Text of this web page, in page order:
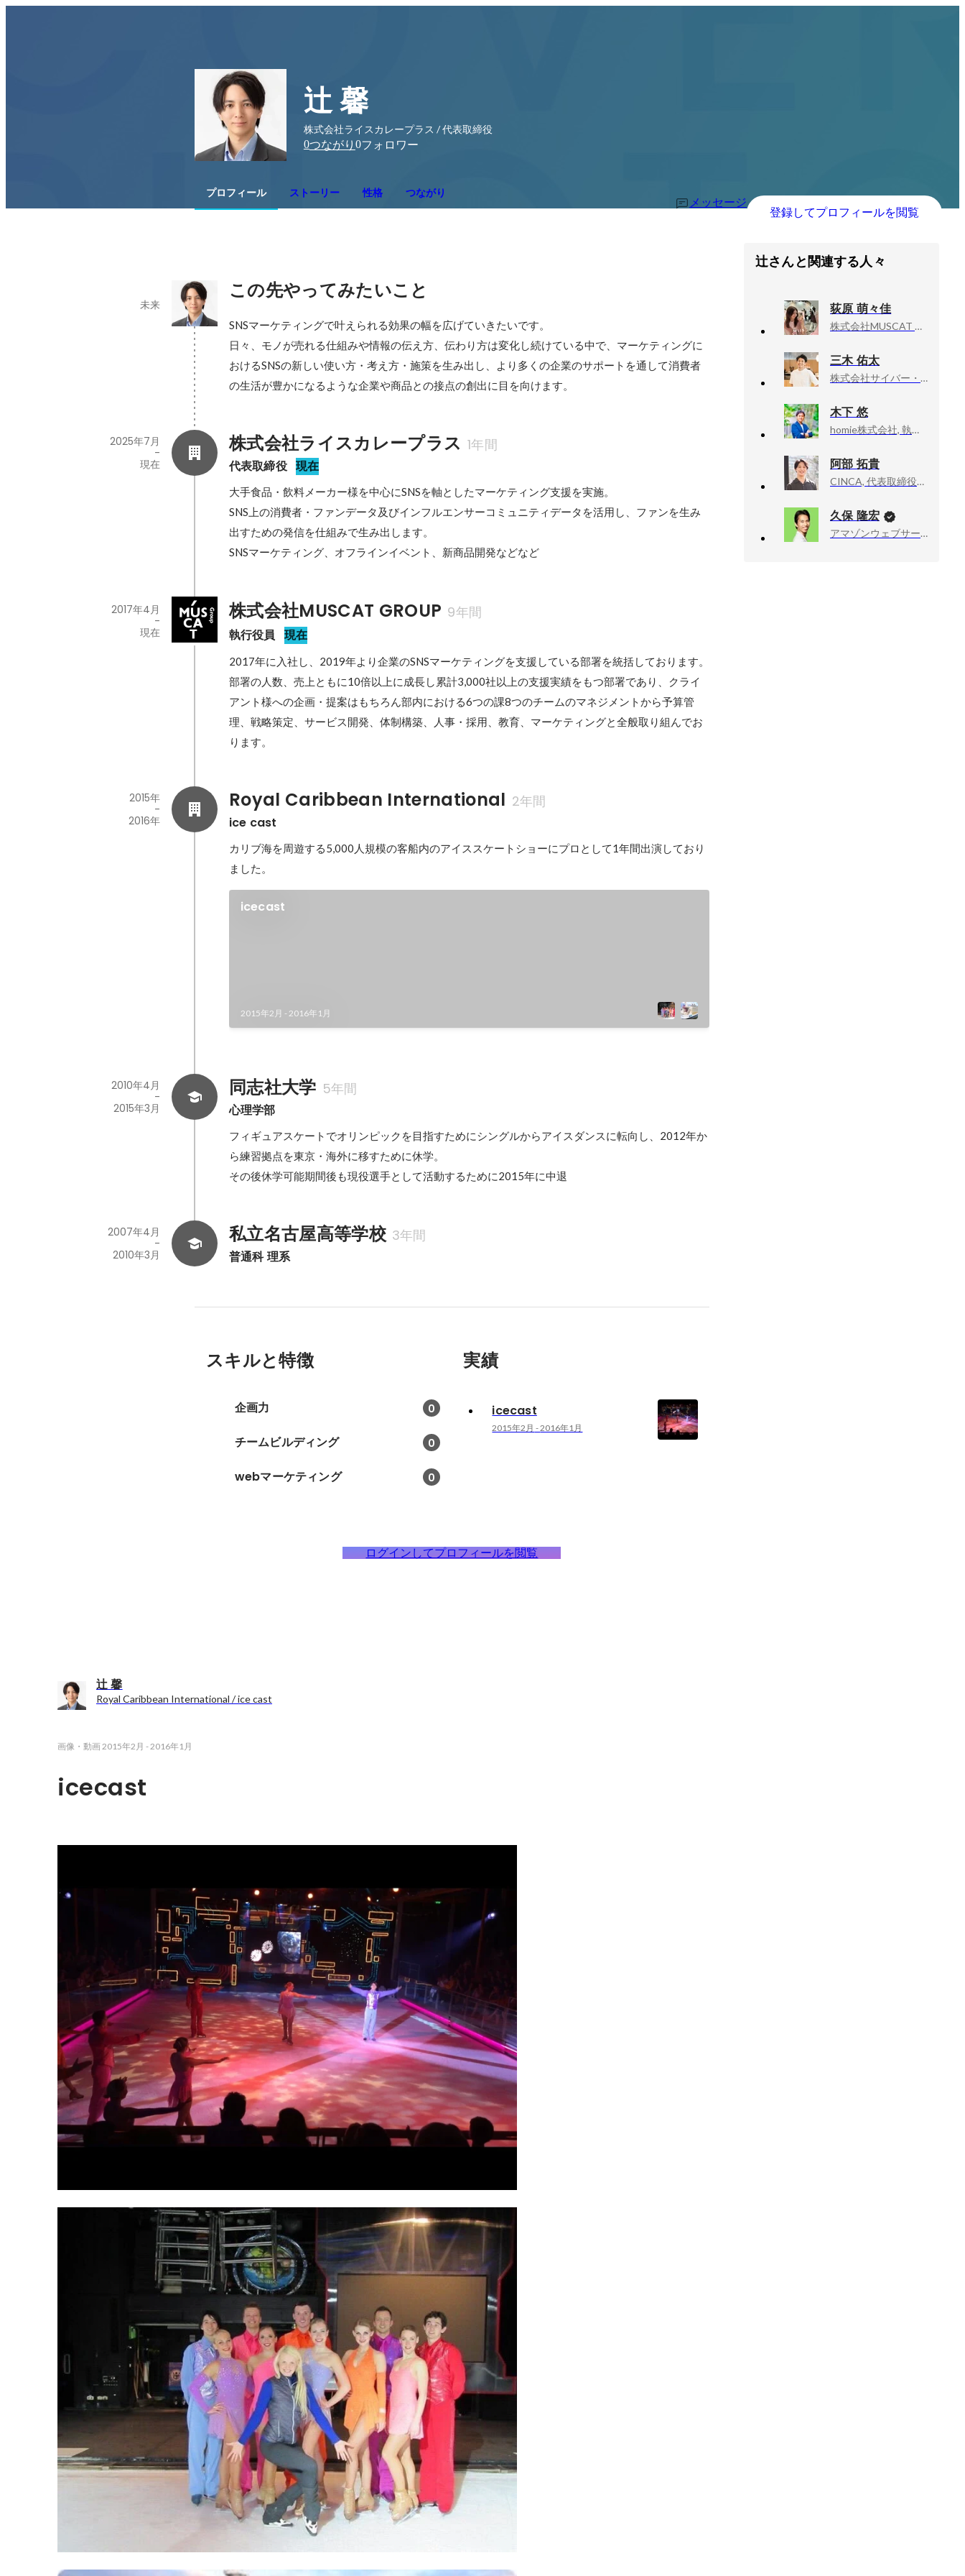
辻 馨
株式会社ライスカレープラス / 代表取締役
0つながり 0フォロワー
プロフィール ストーリー 性格 つながり
メッセージ
登録してプロフィールを閲覧
この先やってみたいこと
未来
SNSマーケティングで叶えられる効果の幅を広げていきたいです。
日々、モノが売れる仕組みや情報の伝え方、伝わり方は変化し続けている中で、マーケティングに
おけるSNSの新しい使い方・考え方・施策を生み出し、より多くの企業のサポートを通して消費者
の生活が豊かになるような企業や商品との接点の創出に目を向けます。
株式会社ライスカレープラス 1年間
代表取締役 現在
2025年7月
-
現在
大手食品・飲料メーカー様を中心にSNSを軸としたマーケティング支援を実施。
SNS上の消費者・ファンデータ及びインフルエンサーコミュニティデータを活用し、ファンを生み
出すための発信を仕組みで生み出します。
SNSマーケティング、オフラインイベント、新商品開発などなど
株式会社MUSCAT GROUP 9年間
執行役員 現在
2017年4月
-
現在
2017年に入社し、2019年より企業のSNSマーケティングを支援している部署を統括しております。
部署の人数、売上ともに10倍以上に成長し累計3,000社以上の支援実績をもつ部署であり、クライ
アント様への企画・提案はもちろん部内における6つの課8つのチームのマネジメントから予算管
理、戦略策定、サービス開発、体制構築、人事・採用、教育、マーケティングと全般取り組んでお
ります。
Royal Caribbean International 2年間
ice cast
2015年
-
2016年
カリブ海を周遊する5,000人規模の客船内のアイススケートショーにプロとして1年間出演しており
ました。
icecast
2015年2月 -2016年1月
同志社大学 5年間
心理学部
2010年4月
-
2015年3月
フィギュアスケートでオリンピックを目指すためにシングルからアイスダンスに転向し、2012年か
ら練習拠点を東京・海外に移すために休学。
その後休学可能期間後も現役選手として活動するために2015年に中退
私立名古屋高等学校 3年間
普通科 理系
2007年4月
-
2010年3月
スキルと特徴
企画力 0
チームビルディング 0
webマーケティング 0
実績
icecast
2015年2月 -2016年1月
ログインしてプロフィールを閲覧
辻さんと関連する人々
荻原 萌々佳
株式会社MUSCAT GROUP, 執行役員
三木 佑太
株式会社サイバー・バズ, 取締役
木下 悠
homie株式会社, 執行役員／VP of Sales
阿部 拓貴
CINCA, 代表取締役社長
久保 隆宏
アマゾンウェブサービスジャパン合同会社, Developer Relations Machine Learning
辻 馨
Royal Caribbean International / ice cast
画像・動画2015年2月 -2016年1月
icecast